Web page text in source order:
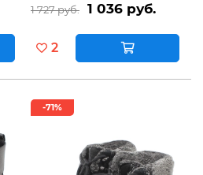
1 727 руб. 1 036 руб.
2
-71%